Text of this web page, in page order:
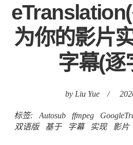
为你的影片
字幕(逐
by Liu Yue /
标签: Autosub ffmpeg
双语版
基于 字幕 实现 影片